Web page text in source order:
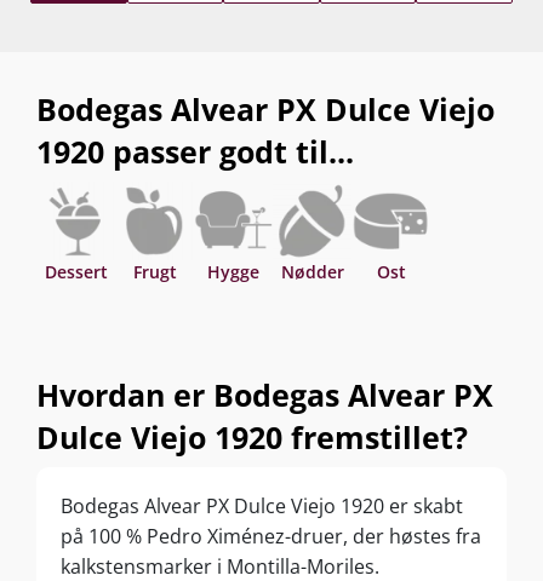
Bodegas Alvear PX Dulce Viejo
1920 passer godt til...
Dessert Frugt Hygge Nødder Ost
Hvordan er Bodegas Alvear PX
Dulce Viejo 1920 fremstillet?
Bodegas Alvear PX Dulce Viejo 1920 er skabt
på 100 % Pedro Ximénez-druer, der høstes fra
kalkstensmarker i Montilla-Moriles.